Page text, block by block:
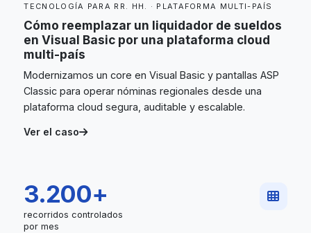
TECNOLOGÍA PARA RR. HH. · PLATAFORMA MULTI-PAÍS
Cómo reemplazar un liquidador de sueldos
en Visual Basic por una plataforma cloud
multi-país
Modernizamos un core en Visual Basic y pantallas ASP
Classic para operar nóminas regionales desde una
plataforma cloud segura, auditable y escalable.
Ver el caso
3.200+
recorridos controlados
por mes